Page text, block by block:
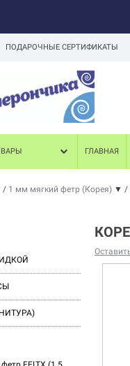
ПОДАРОЧНЫЕ СЕРТИФИКАТЫ
ГЛАВНАЯ
/ 1 мм мягкий фетр (Корея) ▼ /